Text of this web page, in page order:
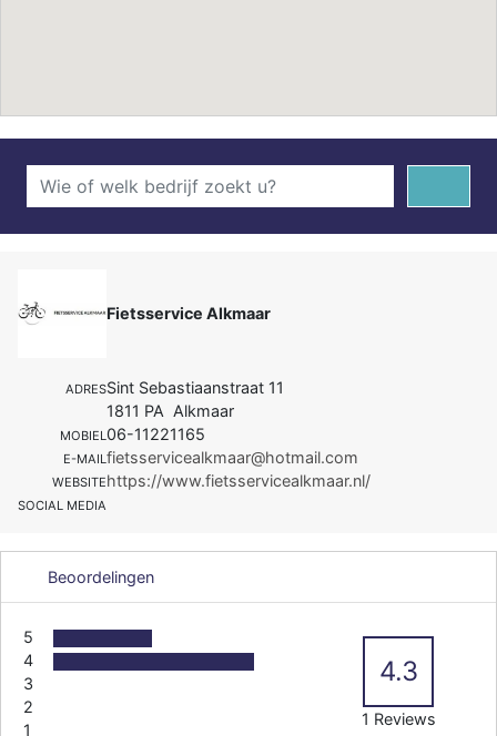
Fietsservice Alkmaar
ADRESSint Sebastiaanstraat 11
1811 PA Alkmaar
MOBIEL 06-11221165
E-MAIL fietsservicealkmaar@hotmail.com
WEBSITEhttps://www.fietsservicealkmaar.nl/
SOCIAL MEDIA
Beoordelingen
5
4
3
2
1
4.3
1 Reviews